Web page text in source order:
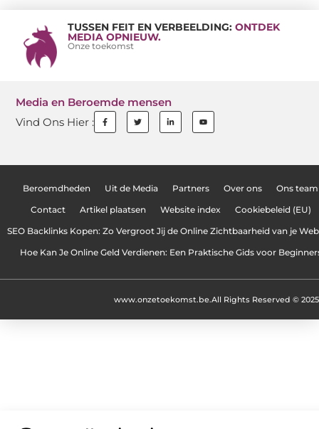
TUSSEN FEIT EN VERBEELDING: ONTDEK
MEDIA OPNIEUW.
Onze toekomst
Media en Beroemde mensen
Vind Ons Hier :
Beroemdheden Uit de Media Partners Over ons Ons team
Contact Artikel plaatsen Website index Cookiebeleid (EU)
SEO Backlinks Kopen: Zo Vergroot Jij de Online Zichtbaarheid van je
Hoe Kan Je Online Geld Verdienen: Een Praktische Gids voor
All Rights Reserved © 2025
www.onzetoekomst.be.